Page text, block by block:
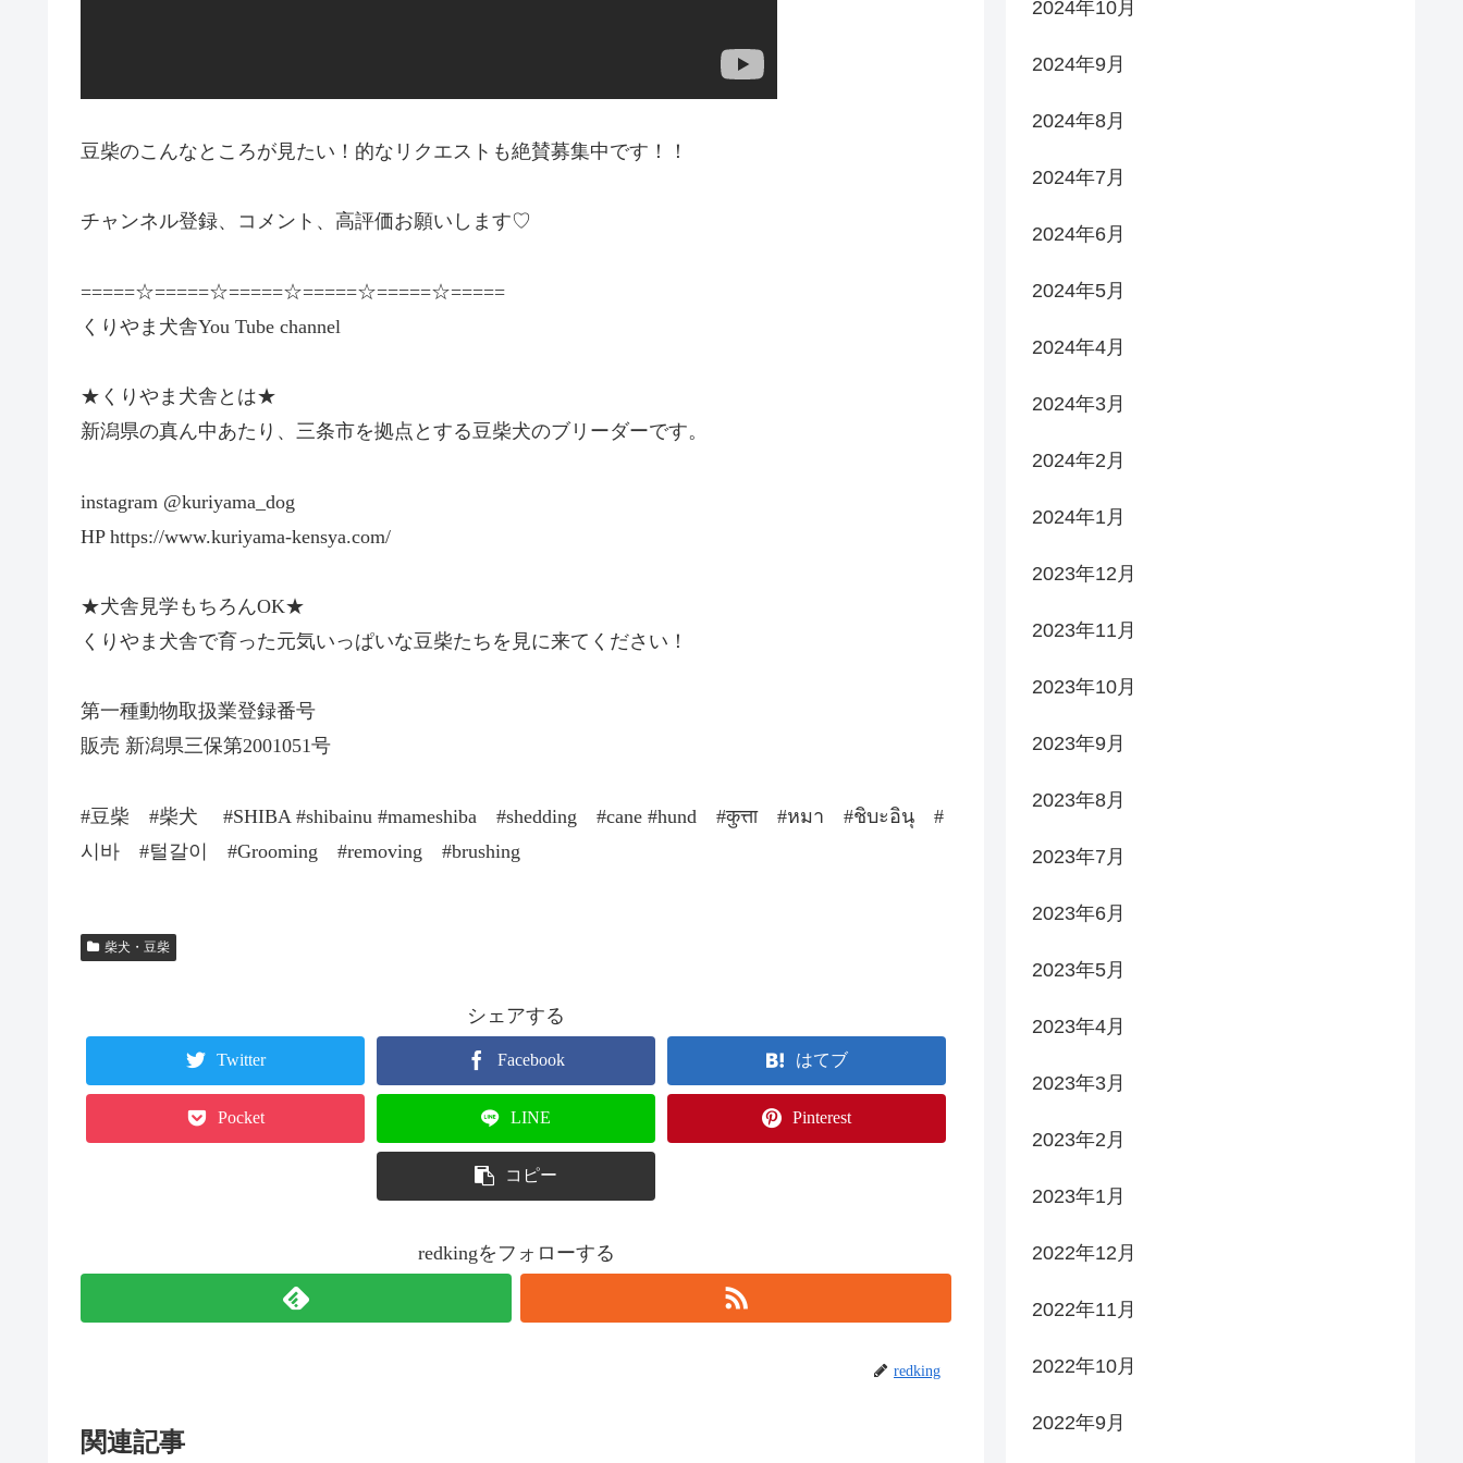
豆柴のこんなところが見たい！的なリクエストも絶賛募集中です！！
チャンネル登録、コメント、高評価お願いします♡
=====☆=====☆=====☆=====☆=====☆=====
くりやま犬舎You Tube channel
★くりやま犬舎とは★
新潟県の真ん中あたり、三条市を拠点とする豆柴犬のブリーダーです。
instagram @kuriyama_dog
HP https://www.kuriyama-kensya.com/
★犬舎見学もちろんOK★
くりやま犬舎で育った元気いっぱいな豆柴たちを見に来てください！
第一種動物取扱業登録番号
販売 新潟県三保第2001051号
#豆柴 #柴犬 #SHIBA #shibainu #mameshiba #shedding #cane #hund #कुत्ता #หมา #ชิบะอินุ #
시바 #털갈이 #Grooming #removing #brushing
柴犬・豆柴
シェアする
Twitter Facebook はてブ
Pocket LINE Pinterest
コピー
redkingをフォローする
redking
関連記事
2024年10月
2024年9月
2024年8月
2024年7月
2024年6月
2024年5月
2024年4月
2024年3月
2024年2月
2024年1月
2023年12月
2023年11月
2023年10月
2023年9月
2023年8月
2023年7月
2023年6月
2023年5月
2023年4月
2023年3月
2023年2月
2023年1月
2022年12月
2022年11月
2022年10月
2022年9月